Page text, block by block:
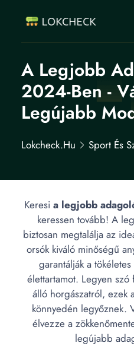
A Legjobb
2024-Ben -
Legújabb
Lokcheck.hu Sport És
Keresi a legjobb
keressen tovább! A
biztosan megtalálja az
orsók kiváló minőségű
garantálják a
élettartamot. Legyen
álló horgászatról, ezek
könnyedén legyőznek.
élvezze a
legújabb